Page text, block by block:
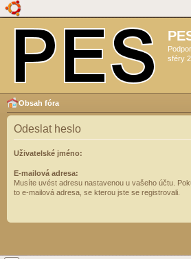
sféry
Obsah fóra
Odeslat heslo
Uživatelské jméno:
E-mailová adresa:
Musíte uvést adresu nastavenou u vašeho účtu.
to e-mailová adresa, se kterou jste se registrovali.